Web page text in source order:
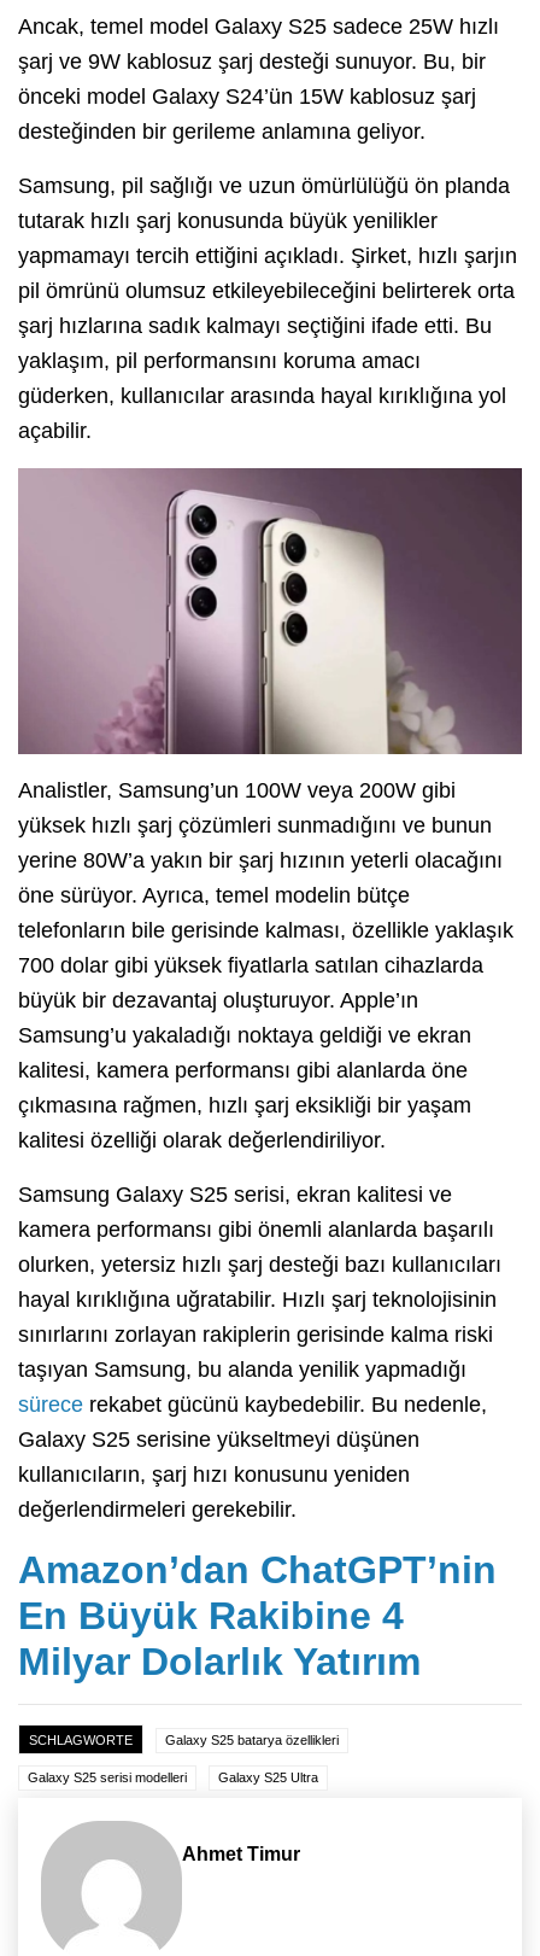
Ancak, temel model Galaxy S25 sadece 25W hızlı
şarj ve 9W kablosuz şarj desteği sunuyor. Bu, bir
önceki model Galaxy S24’ün 15W kablosuz şarj
desteğinden bir gerileme anlamına geliyor.
Samsung, pil sağlığı ve uzun ömürlülüğü ön planda
tutarak hızlı şarj konusunda büyük yenilikler
yapmamayı tercih ettiğini açıkladı. Şirket, hızlı şarjın
pil ömrünü olumsuz etkileyebileceğini belirterek orta
şarj hızlarına sadık kalmayı seçtiğini ifade etti. Bu
yaklaşım, pil performansını koruma amacı
güderken, kullanıcılar arasında hayal kırıklığına yol
açabilir.
Analistler, Samsung’un 100W veya 200W gibi
yüksek hızlı şarj çözümleri sunmadığını ve bunun
yerine 80W’a yakın bir şarj hızının yeterli olacağını
öne sürüyor. Ayrıca, temel modelin bütçe
telefonların bile gerisinde kalması, özellikle yaklaşık
700 dolar gibi yüksek fiyatlarla satılan cihazlarda
büyük bir dezavantaj oluşturuyor. Apple’ın
Samsung’u yakaladığı noktaya geldiği ve ekran
kalitesi, kamera performansı gibi alanlarda öne
çıkmasına rağmen, hızlı şarj eksikliği bir yaşam
kalitesi özelliği olarak değerlendiriliyor.
Samsung Galaxy S25 serisi, ekran kalitesi ve
kamera performansı gibi önemli alanlarda başarılı
olurken, yetersiz hızlı şarj desteği bazı kullanıcıları
hayal kırıklığına uğratabilir. Hızlı şarj teknolojisinin
sınırlarını zorlayan rakiplerin gerisinde kalma riski
taşıyan Samsung, bu alanda yenilik yapmadığı
sürece rekabet gücünü kaybedebilir. Bu nedenle,
Galaxy S25 serisine yükseltmeyi düşünen
kullanıcıların, şarj hızı konusunu yeniden
değerlendirmeleri gerekebilir.
Amazon’dan ChatGPT’nin
En Büyük Rakibine 4
Milyar Dolarlık Yatırım
SCHLAGWORTE Galaxy S25 batarya özellikleri
Galaxy S25 serisi modelleri Galaxy S25 Ultra
Ahmet Timur